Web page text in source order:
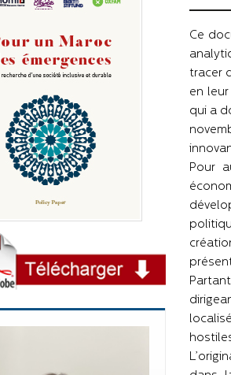
Ce
tracer
en
qui a
Pour